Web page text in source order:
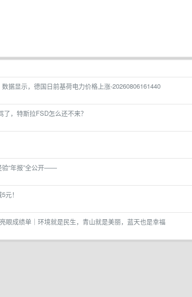
据显示，德国日前基荷电力价格上涨-20260806161440
了，特斯拉FSD怎么还不来？
验“年报”全公开——
元！
眼成绩单｜环境就是民生，青山就是美丽，蓝天也是幸福